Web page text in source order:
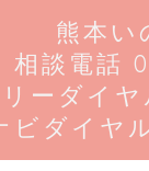
熊本い
相談電話
ーダイ
ビダイヤ